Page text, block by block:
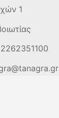
1
2262351100